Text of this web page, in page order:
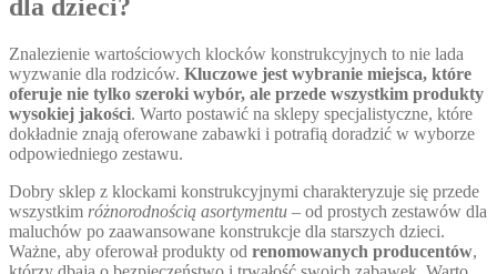
dla dzieci?
Znalezienie wartościowych klocków konstrukcyjnych to nie lada
wyzwanie dla rodziców. Kluczowe jest wybranie miejsca, które
oferuje nie tylko szeroki wybór, ale przede wszystkim produkty
wysokiej jakości. Warto postawić na sklepy specjalistyczne, które
dokładnie znają oferowane zabawki i potrafią doradzić w wyborze
odpowiedniego zestawu.
Dobry sklep z klockami konstrukcyjnymi charakteryzuje się przede
wszystkim różnorodnością asortymentu – od prostych zestawów dla
maluchów po zaawansowane konstrukcje dla starszych dzieci.
Ważne, aby oferował produkty od renomowanych producentów,